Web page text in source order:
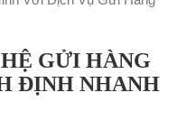
GỬI HÀNG
ĐỊNH NHANH